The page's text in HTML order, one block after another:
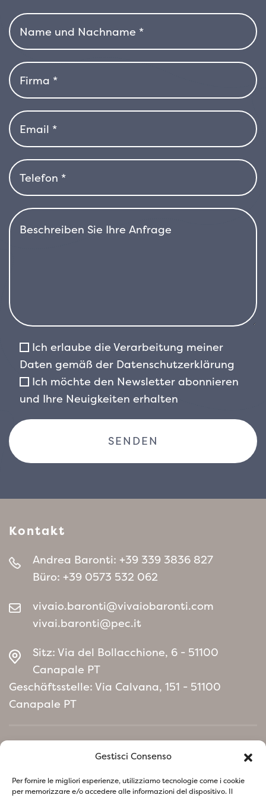
Gestisci Consenso
Per fornire le migliori esperienze, utilizziamo tecnologie come i cookie
per memorizzare e/o accedere alle informazioni del dispositivo. Il
Ich erlaube die Verarbeitung meiner
Daten gemäß der Datenschutzerklärung
Ich möchte den Newsletter abonnieren
und Ihre Neuigkeiten erhalten
Kontakt
Andrea Baronti: +39 339 3836 827
Büro: +39 0573 532 062
vivaio.baronti@vivaiobaronti.com
vivai.baronti@pec.it
Sitz: Via del Bollacchione, 6 - 51100
Canapale PT
Geschäftsstelle: Via Calvana, 151 - 51100
Canapale PT
Home